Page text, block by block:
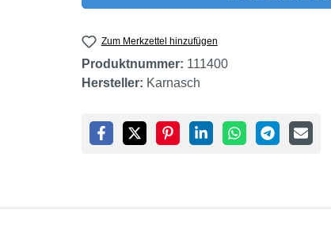
Zum Merkzettel hinzufügen
Produktnummer: 111400
Hersteller: Karnasch